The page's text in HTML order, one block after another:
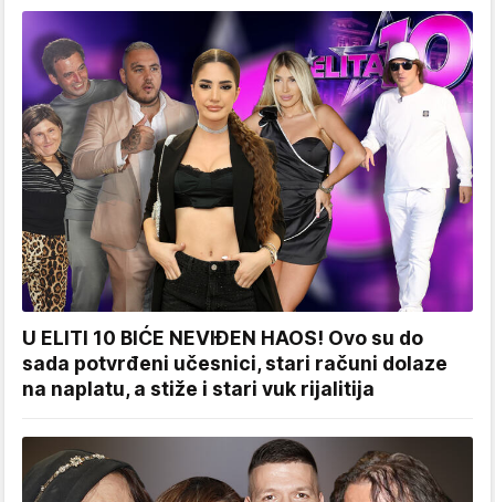
U ELITI 10 BIĆE NEVIĐEN HAOS! Ovo su do
sada potvrđeni učesnici, stari računi dolaze
na naplatu, a stiže i stari vuk rijalitija